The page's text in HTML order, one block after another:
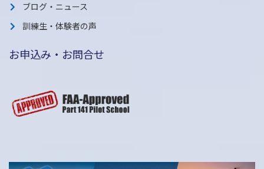
ブログ・ニュース
訓練生・体験者の声
お申込み・お問合せ